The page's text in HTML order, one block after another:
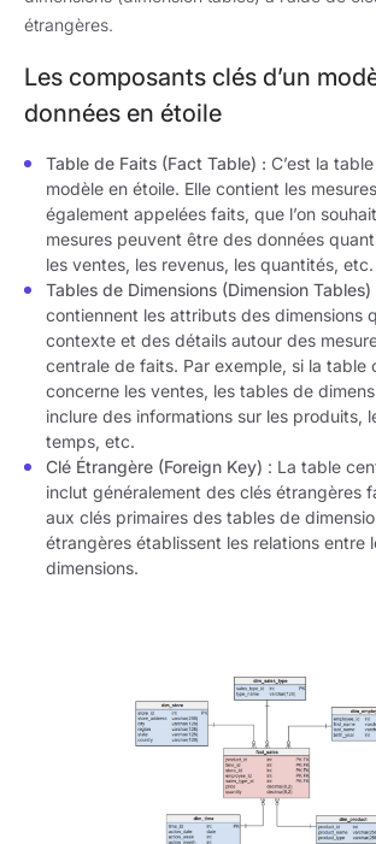
étrangères.
Les composants clés d’un
données en étoile
Table de Faits (Fact Table) : C’est la
modèle en étoile. Elle contient les
également appelées faits, que l’on
mesures peuvent être des données
les ventes, les revenus, les quantités, etc.
Tables de Dimensions (Dimension Tables)
contiennent les attributs des dimensions
contexte et des détails autour des
centrale de faits. Par exemple, si la table
concerne les ventes, les tables de
inclure des informations sur les produits,
temps, etc.
Clé Étrangère (Foreign Key) : La table
inclut généralement des clés étrangères
aux clés primaires des tables de
étrangères établissent les relations entre
dimensions.